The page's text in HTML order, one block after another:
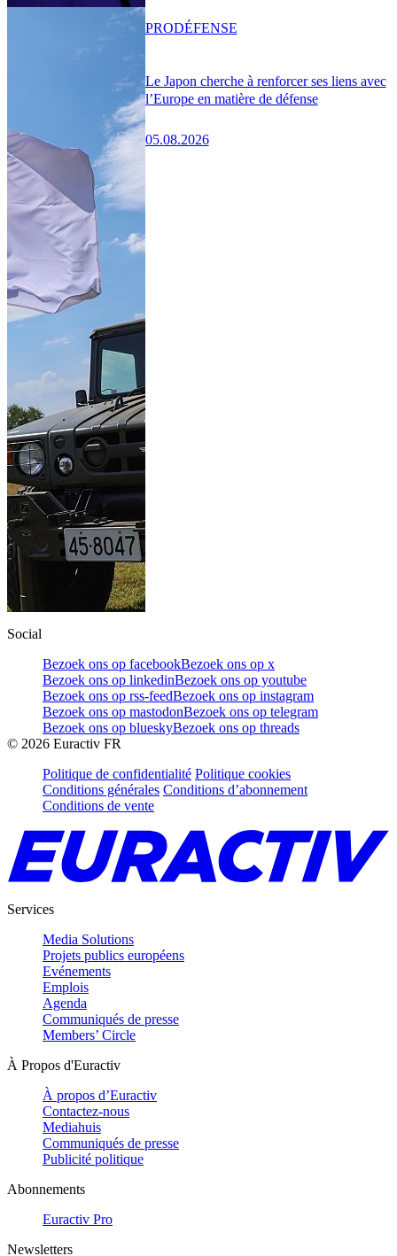
Le Japon cherche à renforcer ses liens avec
l’Europe en matière de défense
05.08.2026
PRODÉFENSE
Social
Bezoek ons op facebookBezoek ons op x
Bezoek ons op linkedinBezoek ons op youtube
Bezoek ons op rss-feedBezoek ons op instagram
Bezoek ons op mastodonBezoek ons op telegram
Bezoek ons op blueskyBezoek ons op threads
© 2026 Euractiv FR
Politique de confidentialité Politique cookies
Conditions générales Conditions d’abonnement
Conditions de vente
Services
Media Solutions
Projets publics européens
Evénements
Emplois
Agenda
Communiqués de presse
Members’ Circle
À Propos d'Euractiv
À propos d’Euractiv
Contactez-nous
Mediahuis
Communiqués de presse
Publicité politique
Abonnements
Euractiv Pro
Newsletters